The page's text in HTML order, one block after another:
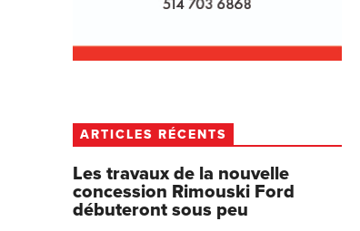
ARTICLES RÉCENTS
Les travaux de la nouvelle
concession Rimouski Ford
débuteront sous peu